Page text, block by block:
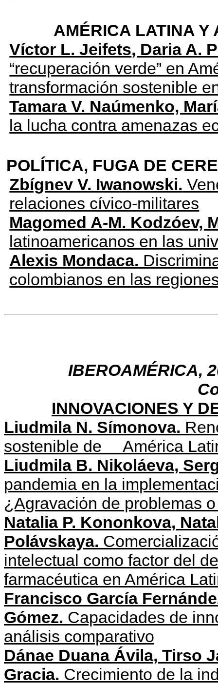
AMÉRICA LATINA Y
Víctor L. Jeifets, Daria A.
“recuperación verde” en
transformación sostenible
Tamara V. Naúmenko,
la lucha contra amenazas
POLÍTICA, FUGA DE
Zbígnev V. Iwanowski.
relaciones cívico-militares
Magomed A-M. Kodzóev,
latinoamericanos en las
Alexis Mondaca.
colombianos en las
IBEROAMÉRICA,
INNOVACIONES Y
Liudmila N. Símonova.
sostenible de América
Liudmila B. Nikoláeva,
pandemia en la
¿Agravaciόn de problemas
Natalia P. Kononkova,
Polávskaya.
intelectual como factor del
farmacéutica en América
Francisco García
Gómez. Capacidades de
análisis comparativo
Dánae Duana Ávila, Tirso
Gracia. Crecimiento de la